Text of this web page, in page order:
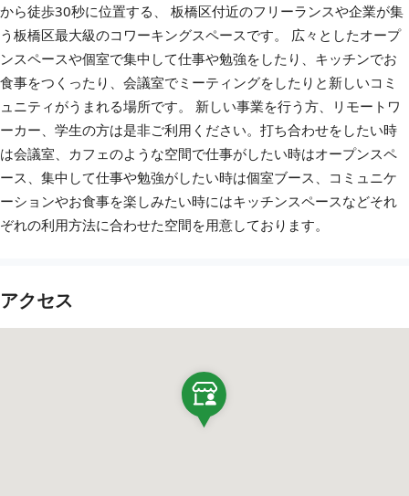
から徒歩30秒に位置する、 板橋区付近のフリーランスや企業が集
う板橋区最大級のコワーキングスペースです。 広々としたオープ
ンスペースや個室で集中して仕事や勉強をしたり、キッチンでお
食事をつくったり、会議室でミーティングをしたりと新しいコミ
ュニティがうまれる場所です。 新しい事業を行う方、リモートワ
ーカー、学生の方は是非ご利用ください。打ち合わせをしたい時
は会議室、カフェのような空間で仕事がしたい時はオープンスペ
ース、集中して仕事や勉強がしたい時は個室ブース、コミュニケ
ーションやお食事を楽しみたい時にはキッチンスペースなどそれ
ぞれの利用方法に合わせた空間を用意しております。
アクセス